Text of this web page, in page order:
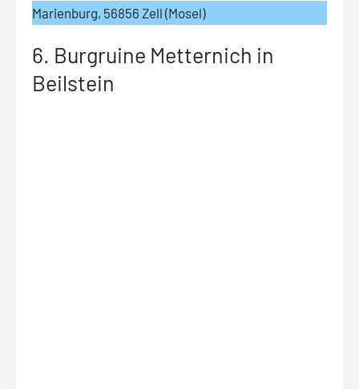
Marienburg, 56856 Zell (Mosel)
6. Burgruine Metternich in
Beilstein